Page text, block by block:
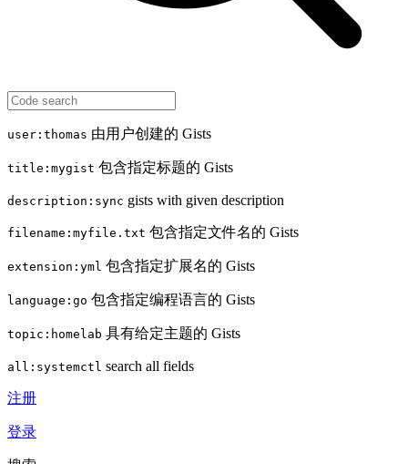
user:thomas 由用户创建的 Gists
title:mygist 包含指定标题的 Gists
description:sync gists with given description
filename:myfile.txt 包含指定文件名的 Gists
extension:yml 包含指定扩展名的 Gists
language:go 包含指定编程语言的 Gists
topic:homelab 具有给定主题的 Gists
all:systemctl search all fields
注册
登录